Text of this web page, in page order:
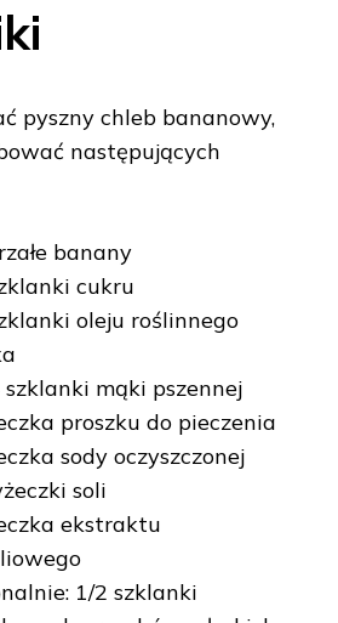
pyszny chleb bananowy,
następujących
banany
cukru
oleju roślinnego
szklanki mąki pszennej
proszku do pieczenia
sody oczyszczonej
soli
ekstraktu
1/2 szklanki